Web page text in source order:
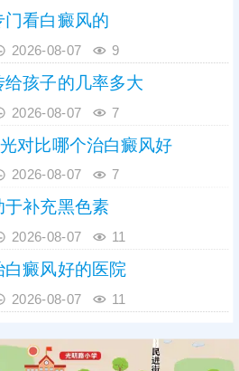
看白癜风的
2026-08-07 9
孩子的几率多大
2026-08-07 7
对比哪个治白癜风好
2026-08-07 7
于补充黑色素
2026-08-07 11
癜风好的医院
2026-08-07 11